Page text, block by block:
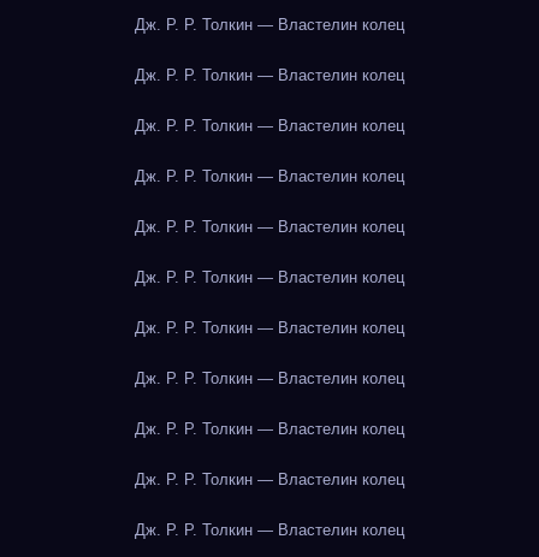
Дж. Р. Р. Толкин — Властелин колец
Дж. Р. Р. Толкин — Властелин колец
Дж. Р. Р. Толкин — Властелин колец
Дж. Р. Р. Толкин — Властелин колец
Дж. Р. Р. Толкин — Властелин колец
Дж. Р. Р. Толкин — Властелин колец
Дж. Р. Р. Толкин — Властелин колец
Дж. Р. Р. Толкин — Властелин колец
Дж. Р. Р. Толкин — Властелин колец
Дж. Р. Р. Толкин — Властелин колец
Дж. Р. Р. Толкин — Властелин колец